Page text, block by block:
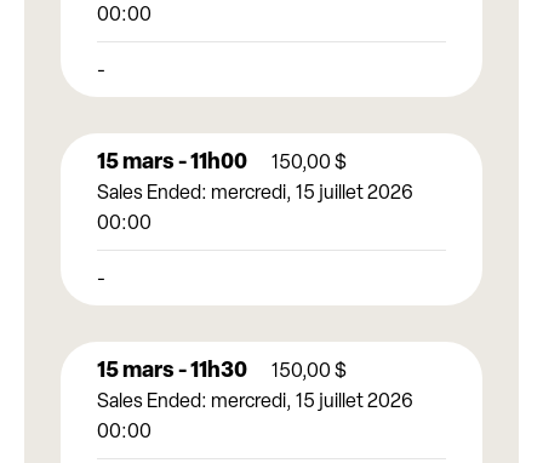
00:00
-
15 mars - 11h00 150,00$
Sales Ended: mercredi, 15 juillet 2026
00:00
-
15 mars - 11h30 150,00$
Sales Ended: mercredi, 15 juillet 2026
00:00